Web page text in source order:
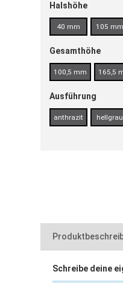
Halshöhe
40 mm 105 mm
Gesamthöhe
100,5 mm 165,5
Ausführung
anthrazit hellgrau
Eigenschaften:
342301-
Schreibe deine